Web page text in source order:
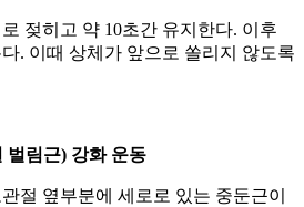
젖히고 약 10초간 유지한다. 이후
. 이때 상체가 앞으로 쏠리지 않도록
벌림근) 강화 운동
절 옆부분에 세로로 있는 중둔근이